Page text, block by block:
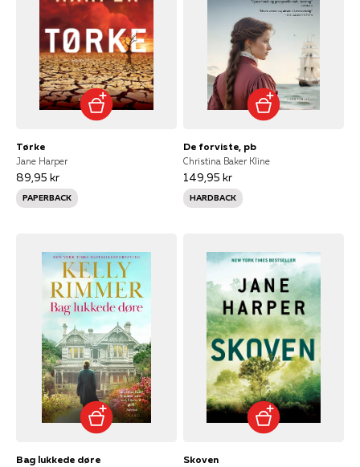
Tørke
Jane Harper
89,95 kr
PAPERBACK
De forviste, pb
Christina Baker Kline
149,95 kr
HARDBACK
Bag lukkede døre Skoven